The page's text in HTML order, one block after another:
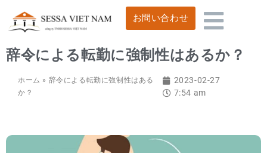
お問い合わせ
辞令による転勤に強制性はあるか？
ホーム » 辞令による転勤に強制性はある
か？
2023-02-27
7:54 am